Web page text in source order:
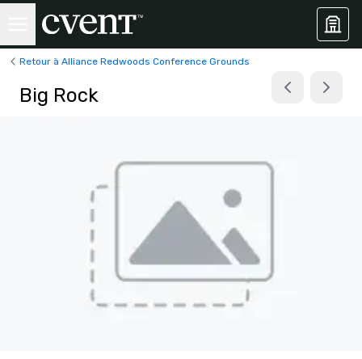
Retour à Alliance Redwoods Conference Grounds
Big Rock